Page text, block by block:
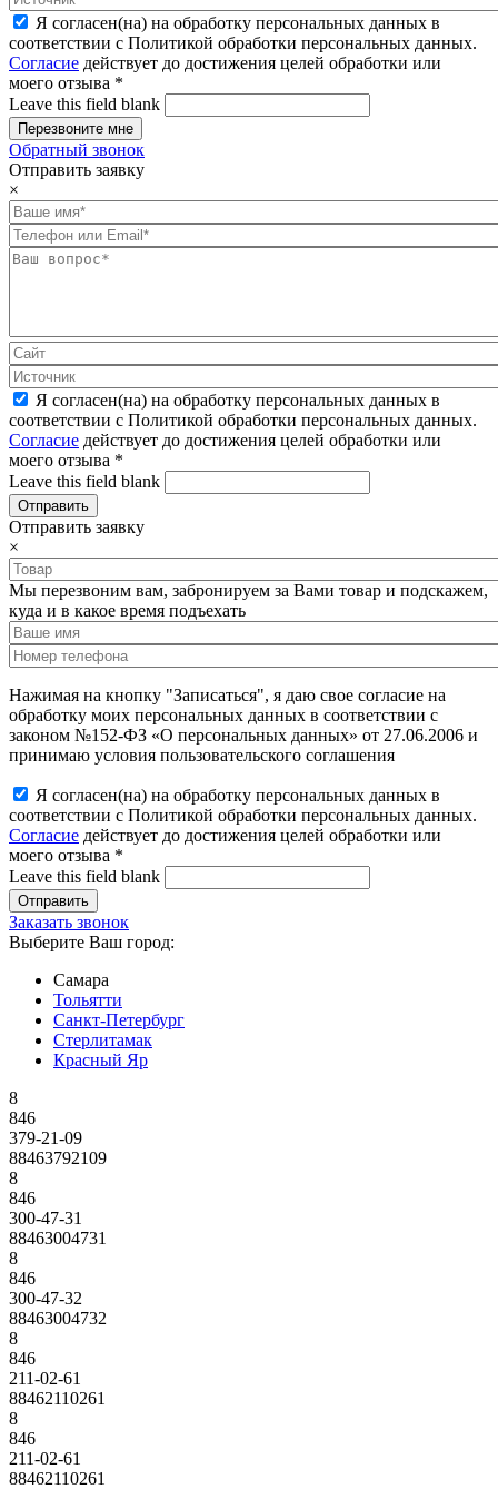
Я согласен(на) на обработку персональных данных в
соответствии с Политикой обработки персональных данных.
Согласие действует до достижения целей обработки или
моего отзыва *
Leave this field blank
Обратный звонок
Отправить заявку
×
Я согласен(на) на обработку персональных данных в
соответствии с Политикой обработки персональных данных.
Согласие действует до достижения целей обработки или
моего отзыва *
Leave this field blank
Отправить заявку
×
Мы перезвоним вам, забронируем за Вами товар и подскажем,
куда и в какое время подъехать
Нажимая на кнопку "Записаться", я даю свое согласие на
обработку моих персональных данных в соответствии с
законом №152-ФЗ «О персональных данных» от 27.06.2006 и
принимаю условия пользовательского соглашения
Я согласен(на) на обработку персональных данных в
соответствии с Политикой обработки персональных данных.
Согласие действует до достижения целей обработки или
моего отзыва *
Leave this field blank
Заказать звонок
Выберите Ваш город:
Самара
Тольятти
Санкт-Петербург
Стерлитамак
Красный Яр
8
846
379-21-09
88463792109
8
846
300-47-31
88463004731
8
846
300-47-32
88463004732
8
846
211-02-61
88462110261
8
846
211-02-61
88462110261